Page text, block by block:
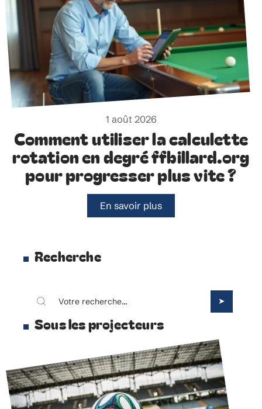
1 août 2026
Comment utiliser la calculette
rotation en degré ffbillard.org
pour progresser plus vite ?
En savoir plus
Recherche
Sous les projecteurs